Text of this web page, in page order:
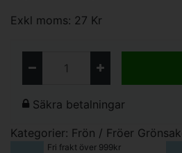
Exkl moms: 27 Kr
Säkra betalningar
Kategorier: Frön / Fröer
Fri frakt över 999kr